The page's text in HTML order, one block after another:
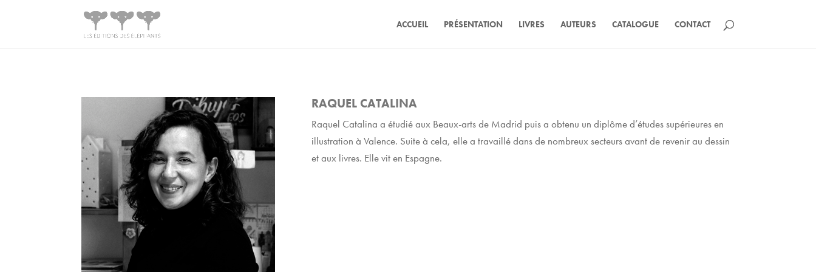
ACCUEIL PRÉSENTATION LIVRES AUTEURS CATALOGUE CONTACT
RAQUEL CATALINA
Raquel Catalina a étudié aux Beaux-arts de Madrid puis a obtenu un diplôme d’études supérieures en
illustration à Valence. Suite à cela, elle a travaillé dans de nombreux secteurs avant de revenir au dessin
et aux livres. Elle vit en Espagne.